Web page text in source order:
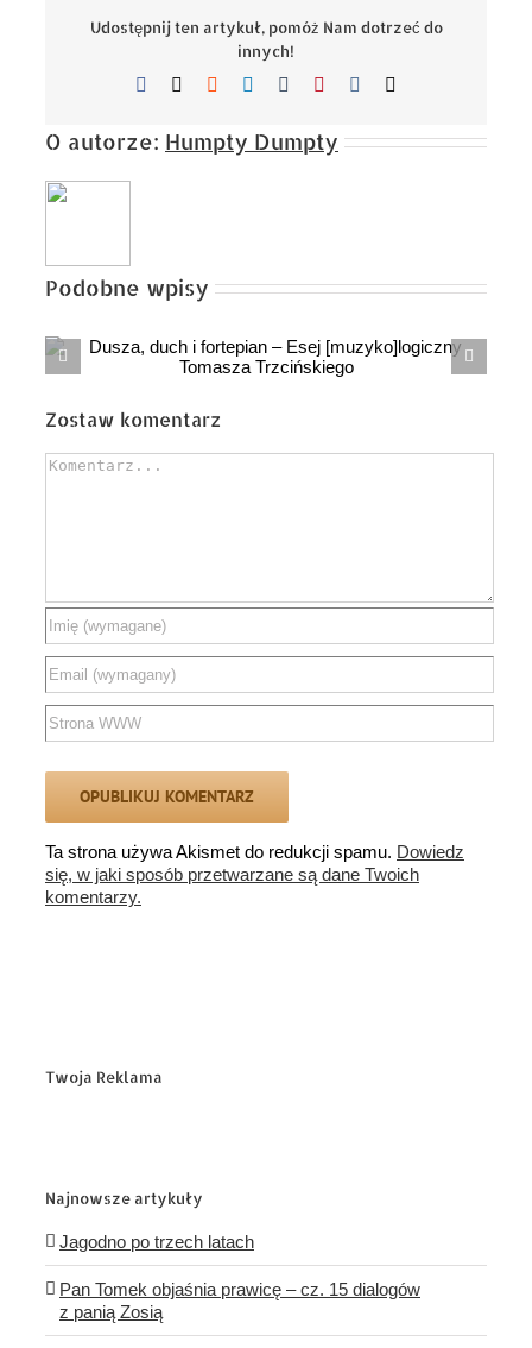
Udostępnij ten artykuł, pomóż Nam dotrzeć do
innych!
Facebook Reddit LinkedIn
TumblrPinterest
O autorze: Humpty Dumpty
Podobne wpisy
ANDRZEJ anegdota o śp. Andrzeju
Zostaw komentarz
Comment
Ta strona używa Akismet do redukcji spamu. Dowiedz
się, w jaki sposób przetwarzane są dane Twoich
komentarzy.
Twoja Reklama
Najnowsze artykuły
Jagodno po trzech latach
Pan Tomek objaśnia prawicę – cz. 15 dialogów
z panią Zosią